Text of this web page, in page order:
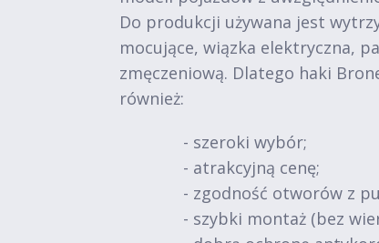
Do produkcji używana jest
mocujące, wiązka elektryczna,
zmęczeniową. Dlatego haki
również:
- szeroki wybór;
- atrakcyjną cenę;
- zgodność otworów z
- szybki montaż (bez